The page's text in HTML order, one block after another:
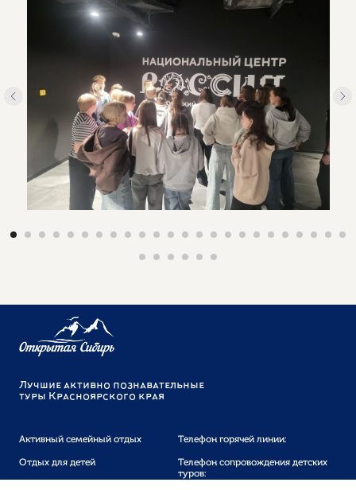
Лучшие активно познавательные
туры Красноярского края
Активный семейный отдых
Отдых для детей
Телефон горячей линии:
Телефон сопровождения детских
туров: